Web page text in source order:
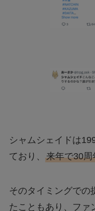
シャムシェイドは
ており、 来年で30周
そのタイミングでの
たこともあり、ファ